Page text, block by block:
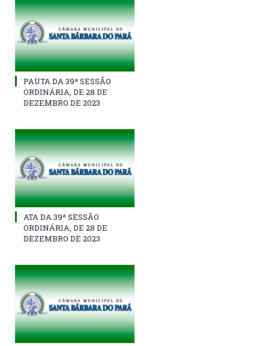
PAUTA DA 39ª SESSÃO
ORDINÁRIA, DE 28 DE
DEZEMBRO DE 2023
ATA DA 39ª SESSÃO
ORDINÁRIA, DE 28 DE
DEZEMBRO DE 2023